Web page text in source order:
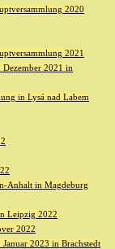
2020
2021
Dezember 2021 in
in Lysá nad Labem
Anhalt in Magdeburg
Leipzig 2022
2022
2023 in Brachstedt